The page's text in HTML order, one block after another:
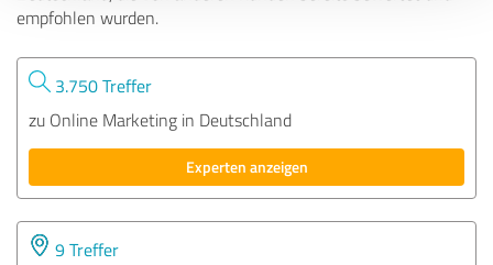
empfohlen wurden.
3.750 Treffer
zu Online Marketing in Deutschland
Experten anzeigen
9 Treffer